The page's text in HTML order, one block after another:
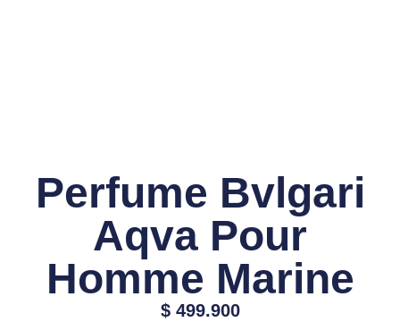
Perfume Bvlgari
Aqva Pour
Homme Marine
$499.900